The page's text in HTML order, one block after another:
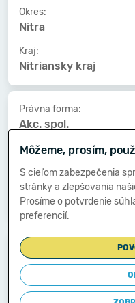
Okres:
Nitra
Kraj:
Nitriansky kraj
Právna forma:
Akc. spol.
Kat. veľkosti:
Druh vlastníctva:
Zahraničné
Dátum vzniku:
09.05.2001
Dátum zániku:
-
Môžeme, prosím,
S cieľom zabezpečenia
stránky a zlepšovania
Prosíme o potvrdenie
preferencií.